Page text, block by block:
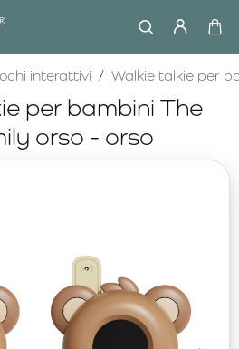
per bambini The
orso - orso
interattivi Walkie talkie per